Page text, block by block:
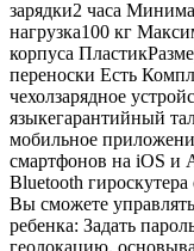
зарядки2 часа
нагрузка100 кг
корпуса
переноски Есть
чехолзарядное
языкегарантийный
мобильное
смартфонов на iOS и
Bluetooth
Вы сможете
ребенка: Задать
геолокацию,